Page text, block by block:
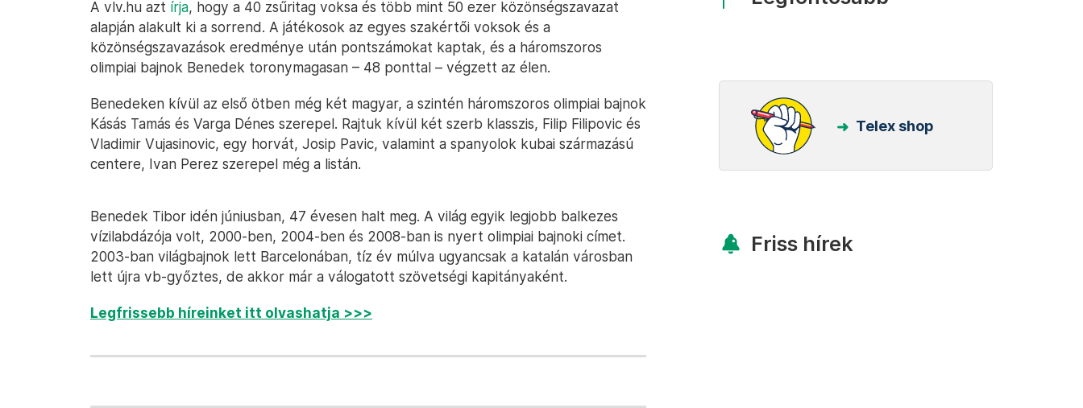
A vlv.hu azt írja, hogy a 40 zsűritag voksa és több mint 50 ezer közönségszavazat
alapján alakult ki a sorrend. A játékosok az egyes szakértői voksok és a
közönségszavazások eredménye után pontszámokat kaptak, és a háromszoros
olimpiai bajnok Benedek toronymagasan – 48 ponttal – végzett az élen.
Benedeken kívül az első ötben még két magyar, a szintén háromszoros olimpiai bajnok
Kásás Tamás és Varga Dénes szerepel. Rajtuk kívül két szerb klasszis, Filip Filipovic és
Vladimir Vujasinovic, egy horvát, Josip Pavic, valamint a spanyolok kubai származású
centere, Ivan Perez szerepel még a listán.
Benedek Tibor idén júniusban, 47 évesen halt meg. A világ egyik legjobb balkezes
vízilabdázója volt, 2000-ben, 2004-ben és 2008-ban is nyert olimpiai bajnoki címet.
2003-ban világbajnok lett Barcelonában, tíz év múlva ugyancsak a katalán városban
lett újra vb-győztes, de akkor már a válogatott szövetségi kapitányaként.
Legfrissebb híreinket itt olvashatja >>>
Telex shop
Friss hírek